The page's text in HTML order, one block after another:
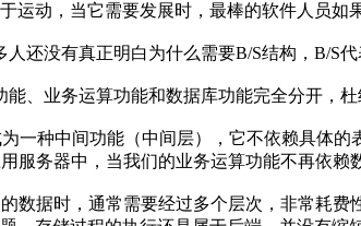
动，当它需要发展时，最棒的软件人员如
没有真正明白为什么需要B/S结构，B/S代
业务运算功能和数据库功能完全分开，杜
中间功能（中间层），它不依赖具体的表
服务器中，当我们的业务运算功能不再依赖
据时，通常需要经过多个层次，非常耗费